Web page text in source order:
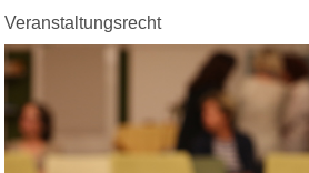
Veranstaltungsrecht